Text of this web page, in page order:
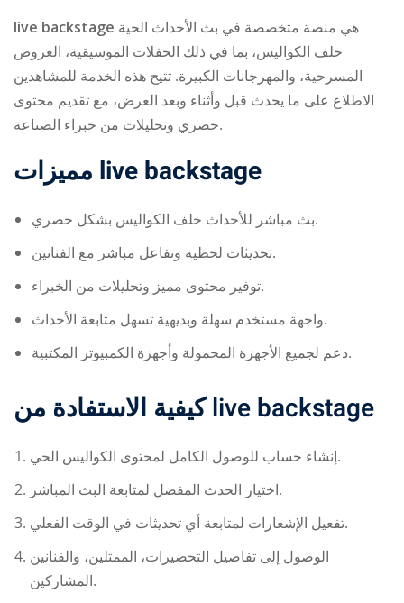
live backstage
خلف الكواليس، بما في ذلك الحفلات الموسيقية، العروض
المسرحية، والمهرجانات الكبيرة. تتيح هذه الخدمة للمشاهدين
الاطلاع على ما يحدث قبل وأثناء وبعد العرض، مع تقديم محتوى
حصري وتحليلات من خبراء الصناعة.
live backstage
بث مباشر للأحداث خلف الكواليس بشكل حصري.
تحديثات لحظية وتفاعل مباشر مع الفنانين.
توفير محتوى مميز وتحليلات من الخبراء.
واجهة مستخدم سهلة وبديهية تسهل متابعة الأحداث.
دعم لجميع الأجهزة المحمولة وأجهزة الكمبيوتر المكتبية.
كيفية الاستفادة منlive backstage
إنشاء حساب للوصول الكامل لمحتوى الكواليس الحي.
اختيار الحدث المفضل لمتابعة البث المباشر.
تفعيل الإشعارات لمتابعة أي تحديثات في الوقت الفعلي.
الوصول إلى تفاصيل التحضيرات، الممثلين، والفنانين
المشاركين.